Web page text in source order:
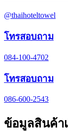
@thaihoteltowel
โทรสอบถาม
084-100-4702
โทรสอบถาม
086-600-2543
ข้อมูลสินค้า